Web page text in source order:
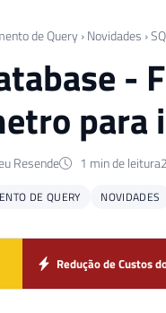
de Query › Novidades ›
-
Resende 1 min de leitura
DE QUERY NOVIDADES
Redução de Custos